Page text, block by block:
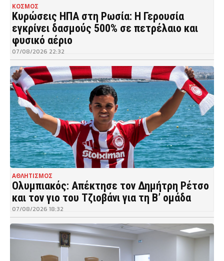
ΚΟΣΜΟΣ
Κυρώσεις ΗΠΑ στη Ρωσία: Η Γερουσία
εγκρίνει δασμούς 500% σε πετρέλαιο και
φυσικό αέριο
07/08/2026 22:32
ΑΘΛΗΤΙΣΜΟΣ
Ολυμπιακός: Απέκτησε τον Δημήτρη Ρέτσο
και τον γιο του Τζιοβάνι για τη Β’ ομάδα
07/08/2026 18:32